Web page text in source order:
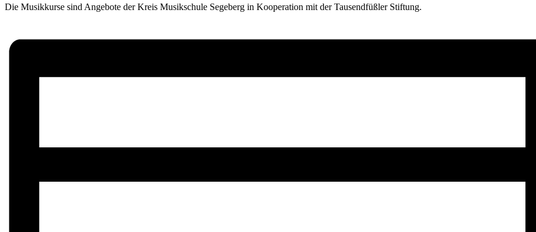
Die Musikkurse sind Angebote der Kreis Musikschule Segeberg in Kooperation mit der Tausendfüßler Stiftung.